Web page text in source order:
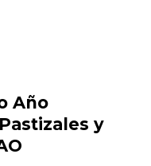
Año
y